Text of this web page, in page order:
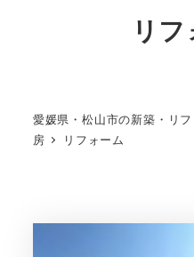
リ
愛媛県・松山市の新築・リ
房
リフォーム